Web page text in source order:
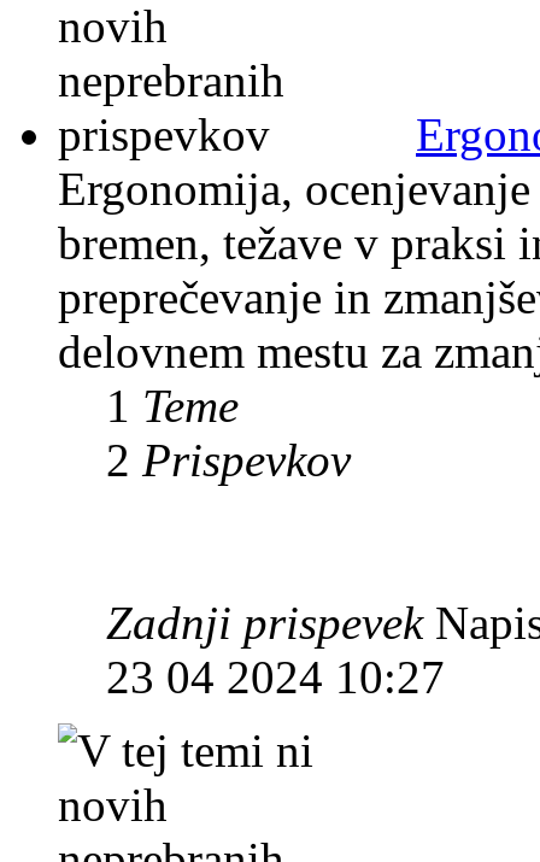
Ergonomija,
bremen, težave v praksi
preprečevanje in
delovnem mestu za
1 Teme
2 Prispevkov
Zadnji prispevek
23 04 2024 10:27